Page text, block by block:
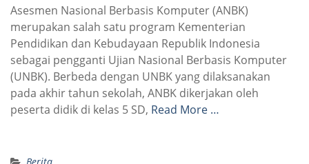
Asesmen Nasional Berbasis Komputer (ANBK)
merupakan salah satu program Kementerian
Pendidikan dan Kebudayaan Republik Indonesia
sebagai pengganti Ujian Nasional Berbasis Komputer
(UNBK). Berbeda dengan UNBK yang dilaksanakan
pada akhir tahun sekolah, ANBK dikerjakan oleh
peserta didik di kelas 5 SD, Read More …